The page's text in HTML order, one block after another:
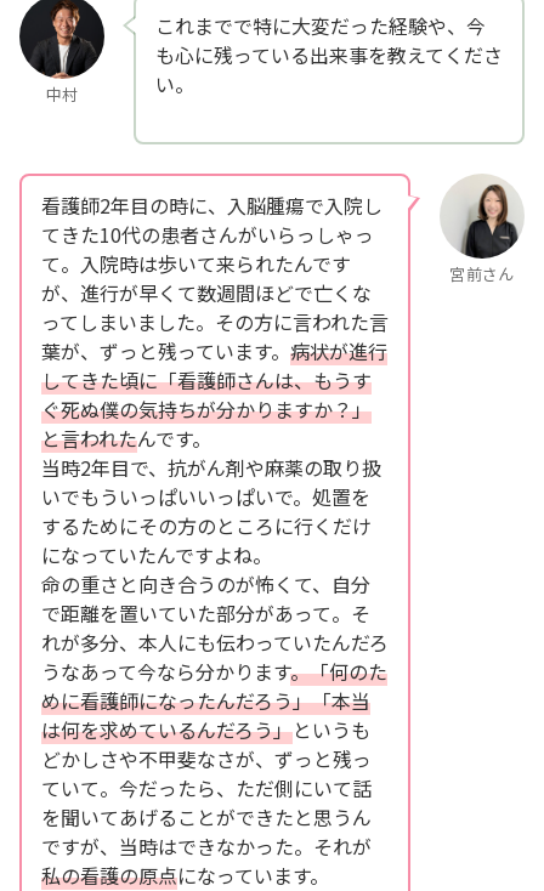
中村
これまでで特に大変だった経験や、今
も心に残っている出来事を教えてくださ
い。
宮前さん
看護師2年目の時に、入脳腫瘍で入院し
てきた10代の患者さんがいらっしゃっ
て。入院時は歩いて来られたんです
が、進行が早くて数週間ほどで亡くな
ってしまいました。その方に言われた言
葉が、ずっと残っています。 病状が進行
してきた頃に「看護師さんは、もうす
ぐ死ぬ僕の気持ちが分かりますか？」
と言われたんです。
当時2年目で、抗がん剤や麻薬の取り扱
いでもういっぱいいっぱいで。処置を
するためにその方のところに行くだけ
になっていたんですよね。
命の重さと向き合うのが怖くて、自分
で距離を置いていた部分があって。そ
れが多分、本人にも伝わっていたんだろ
うなあって今なら分かります。「何のた
めに看護師になったんだろう」「本当
は何を求めているんだろう」というも
どかしさや不甲斐なさが、ずっと残っ
ていて。今だったら、ただ側にいて話
を聞いてあげることができたと思うん
ですが、当時はできなかった。それが
私の看護の原点になっています。